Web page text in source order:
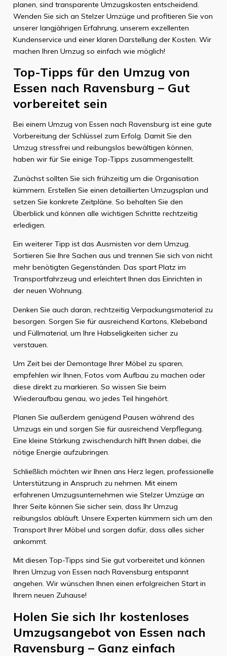
planen, sind transparente Umzugskosten entscheidend.
Wenden Sie sich an Stelzer Umzüge und profitieren Sie von
unserer langjährigen Erfahrung, unserem exzellenten
Kundenservice und einer klaren Darstellung der Kosten. Wir
machen Ihren Umzug so einfach wie möglich!
Top-Tipps für den Umzug von
Essen nach Ravensburg – Gut
vorbereitet sein
Bei einem Umzug von Essen nach Ravensburg ist eine gute
Vorbereitung der Schlüssel zum Erfolg. Damit Sie den
Umzug stressfrei und reibungslos bewältigen können,
haben wir für Sie einige Top-Tipps zusammengestellt.
Zunächst sollten Sie sich frühzeitig um die Organisation
kümmern. Erstellen Sie einen detaillierten Umzugsplan und
setzen Sie konkrete Zeitpläne. So behalten Sie den
Überblick und können alle wichtigen Schritte rechtzeitig
erledigen.
Ein weiterer Tipp ist das Ausmisten vor dem Umzug.
Sortieren Sie Ihre Sachen aus und trennen Sie sich von nicht
mehr benötigten Gegenständen. Das spart Platz im
Transportfahrzeug und erleichtert Ihnen das Einrichten in
der neuen Wohnung.
Denken Sie auch daran, rechtzeitig Verpackungsmaterial zu
besorgen. Sorgen Sie für ausreichend Kartons, Klebeband
und Füllmaterial, um Ihre Habseligkeiten sicher zu
verstauen.
Um Zeit bei der Demontage Ihrer Möbel zu sparen,
empfehlen wir Ihnen, Fotos vom Aufbau zu machen oder
diese direkt zu markieren. So wissen Sie beim
Wiederaufbau genau, wo jedes Teil hingehört.
Planen Sie außerdem genügend Pausen während des
Umzugs ein und sorgen Sie für ausreichend Verpflegung.
Eine kleine Stärkung zwischendurch hilft Ihnen dabei, die
nötige Energie aufzubringen.
Schließlich möchten wir Ihnen ans Herz legen, professionelle
Unterstützung in Anspruch zu nehmen. Mit einem
erfahrenen Umzugsunternehmen wie Stelzer Umzüge an
Ihrer Seite können Sie sicher sein, dass Ihr Umzug
reibungslos abläuft. Unsere Experten kümmern sich um den
Transport Ihrer Möbel und sorgen dafür, dass alles sicher
ankommt.
Mit diesen Top-Tipps sind Sie gut vorbereitet und können
Ihren Umzug von Essen nach Ravensburg entspannt
angehen. Wir wünschen Ihnen einen erfolgreichen Start in
Ihrem neuen Zuhause!
Holen Sie sich Ihr kostenloses
Umzugsangebot von Essen nach
Ravensburg – Ganz einfach